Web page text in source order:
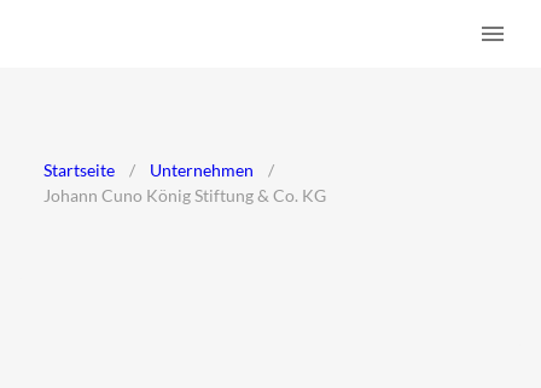
Startseite / Unternehmen
/
Johann Cuno König Stiftung & Co. KG